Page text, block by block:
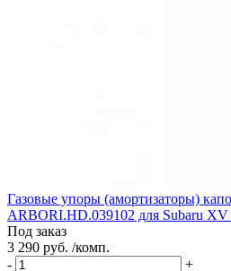
Газовые упоры (амортизаторы)
ARBORI.HD.039102 для Subaru XV
Под заказ
3 290 руб. /комп.
-
+